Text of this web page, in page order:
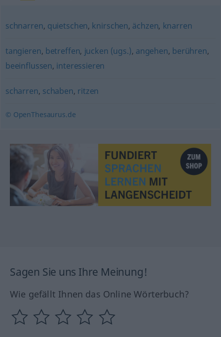
schnarren, quietschen, knirschen, ächzen, knarren
tangieren, betreffen, jucken (ugs.), angehen, berühren,
beeinflussen, interessieren
scharren, schaben, ritzen
© OpenThesaurus.de
Sagen Sie uns Ihre Meinung!
Wie gefällt Ihnen das Online Wörterbuch?